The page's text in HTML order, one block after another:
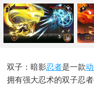
双子：暗影忍者是一款
拥有强大忍术的双子忍